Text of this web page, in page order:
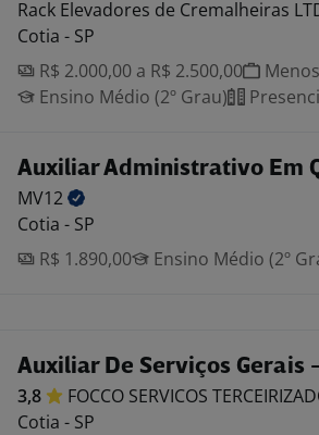
Rack Elevadores de Cremalheiras
Cotia - SP
R$ 2.000,00 a R$ 2.500,00
Ensino Médio (2º Grau)
Auxiliar Administrativo Em
MV12
Cotia - SP
R$ 1.890,00
Ensino Médio (2º
Auxiliar De Serviços Gerais
3,8 FOCCO SERVICOS
Cotia - SP